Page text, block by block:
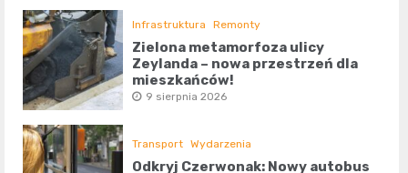
Infrastruktura Remonty
Zielona metamorfoza ulicy
Zeylanda – nowa przestrzeń dla
mieszkańców!
9 sierpnia 2026
Transport Wydarzenia
Odkryj Czerwonak: Nowy autobus